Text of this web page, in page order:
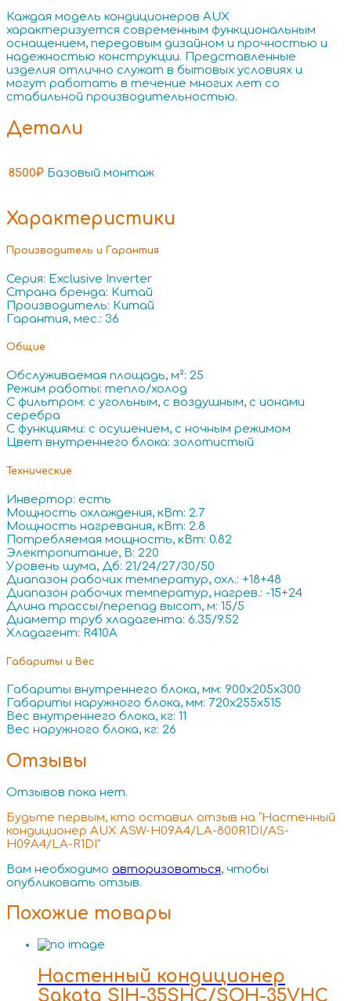
Каждая модель кондиционеров AUX
характеризуется современным функциональным
оснащением, передовым дизайном и прочностью и
надежностью конструкции. Представленные
изделия отлично служат в бытовых условиях и
могут работать в течение многих лет со
стабильной производительностью.
Детали
8500₽ Базовый монтаж
Характеристики
Производитель и Гарантия
Серия: Exclusive Inverter
Страна бренда: Китай
Производитель: Китай
Гарантия, мес.: 36
Общие
Обслуживаемая площадь, м²: 25
Режим работы: тепло/холод
С фильтром: с угольным, с воздушным, с ионами
серебра
С функциями: с осушением, с ночным режимом
Цвет внутреннего блока: золотистый
Технические
Инвертор: есть
Мощность охлаждения, кВт: 2.7
Мощность нагревания, кВт: 2.8
Потребляемая мощность, кВт: 0.82
Электропитание, В: 220
Уровень шума, Дб: 21/24/27/30/50
Диапазон рабочих температур, охл.: +18+48
Диапазон рабочих температур, нагрев.: -15+24
Длина трассы/перепад высот, м: 15/5
Диаметр труб хладагента: 6.35/9.52
Хладагент: R410A
Габариты и Вес
Габариты внутреннего блока, мм: 900x205x300
Габариты наружного блока, мм: 720x255x515
Вес внутреннего блока, кг: 11
Вес наружного блока, кг: 26
Отзывы
Отзывов пока нет.
Будьте первым, кто оставил отзыв на “Настенный
кондиционер AUX ASW-H09A4/LA-800R1DI/AS-
H09A4/LA-R1DI”
Вам необходимо авторизоваться, чтобы
опубликовать отзыв.
Похожие товары
Настенный кондиционер
Sakata SIH-35SHC/SOH-35VHC